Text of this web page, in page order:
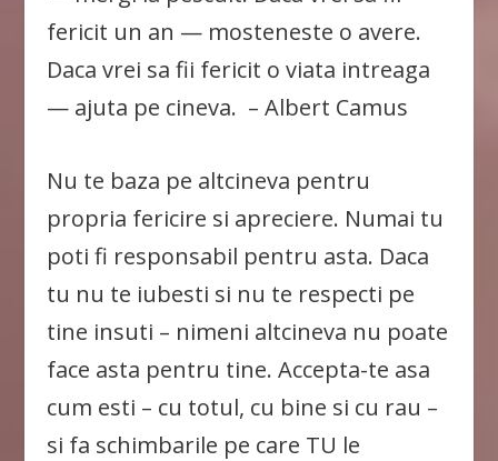
fericit un an — mosteneste o avere.
Daca vrei sa fii fericit o viata intreaga
— ajuta pe cineva. – Albert Camus
Nu te baza pe altcineva pentru
propria fericire si apreciere. Numai tu
poti fi responsabil pentru asta. Daca
tu nu te iubesti si nu te respecti pe
tine insuti – nimeni altcineva nu poate
face asta pentru tine. Accepta-te asa
cum esti – cu totul, cu bine si cu rau –
si fa schimbarile pe care TU le